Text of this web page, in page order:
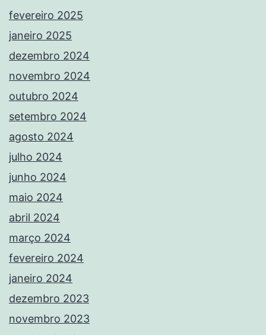
fevereiro 2025
janeiro 2025
dezembro 2024
novembro 2024
outubro 2024
setembro 2024
agosto 2024
julho 2024
junho 2024
maio 2024
abril 2024
março 2024
fevereiro 2024
janeiro 2024
dezembro 2023
novembro 2023